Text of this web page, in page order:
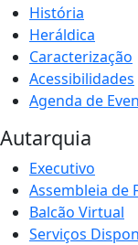
História
Heráldica
Caracterização
Acessibilidades
Agenda de
Autarquia
Executivo
Assembleia de
Balcão Virtual
Serviços